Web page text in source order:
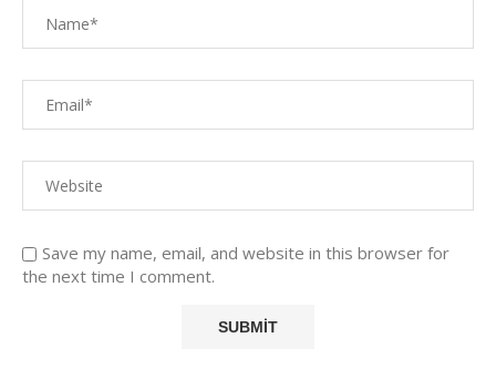
Save my name, email, and website in this browser for
the next time I comment.